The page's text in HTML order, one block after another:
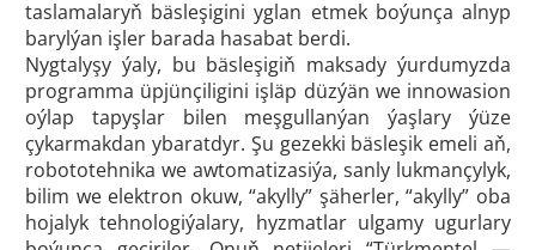
taslamalaryň bäsleşigini yglan etmek boýunça alnyp
barylýan işler barada hasabat berdi.
Nygtalyşy ýaly, bu bäsleşigiň maksady ýurdumyzda
programma üpjünçiligini işläp düzýän we innowasion
oýlap tapyşlar bilen meşgullanýan ýaşlary ýüze
çykarmakdan ybaratdyr. Şu gezekki bäsleşik emeli aň,
robototehnika we awtomatizasiýa, sanly lukmançylyk,
bilim we elektron okuw, “akylly” şäherler, “akylly” oba
hojalyk tehnologiýalary, hyzmatlar ulgamy ugurlary